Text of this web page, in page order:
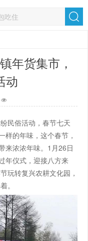
年货集市，
动
民俗活动，春节七天
的年味，这个春节，
来浓浓年味。1月26日
年仪式，迎接八方来
玩转复兴农耕文化园，
。